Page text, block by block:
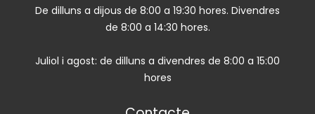
De dilluns a dijous de 8:00 a 19:30 hores. Divendres
de 8:00 a 14:30 hores.
Juliol i agost: de dilluns a divendres de 8:00 a 15:00
hores